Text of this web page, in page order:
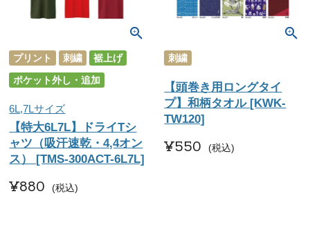
プリント 刺繍
裾上げ
ポケット外し・追加
6L,7Lサイズ
【特大6L7L】ドライTシ
ャツ（吸汗速乾・4,4オン
ス） [TMS-300ACT-6L7L]
¥880 税込
刺繍
【頭巻き用ロングタイ
プ】和柄タオル [KWK-
TW120]
¥550 税込